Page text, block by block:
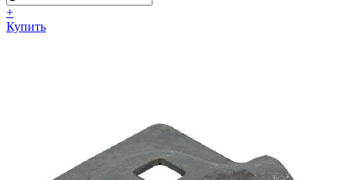
+
Купить